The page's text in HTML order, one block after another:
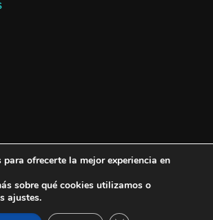
Colombino. Todos los derechos reservados.
ofrecerte la mejor experiencia en
sobre qué cookies utilizamos o
ajustes.